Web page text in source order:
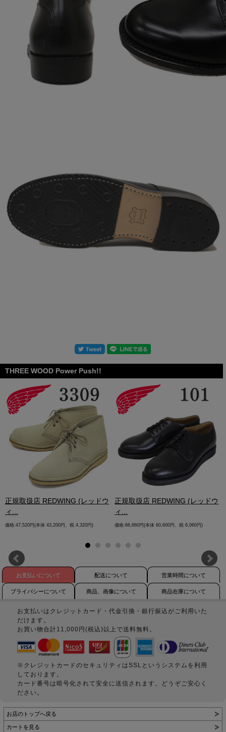
THREE WOOD Power Push!!
正規取扱店 REDWING (レッドウ
ィ...
価格:47,520円(本体 43,200円、税 4,320円)
正規取扱店 REDWING (レッドウ
ィ...
価格:66,660円(本体 60,600円、税 6,060円)
お支払いについて 配送について 営業時間について
プライバシーについて 商品、画像について 商品在庫について
お支払いはクレジットカード・代金引換・銀行振込がご利用いた
だけます。
お買い物合計11,000円(税込)以上で送料無料。
※クレジットカードのセキュリティはSSLというシステムを利用
しております。
カード番号は暗号化されて安全に送信されます。どうぞご安心く
ださい。
お店のトップへ戻る
カートを見る